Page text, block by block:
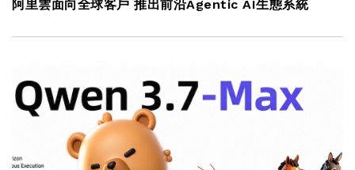
阿里雲面向全球客戶 推出前沿Agentic AI生態系統